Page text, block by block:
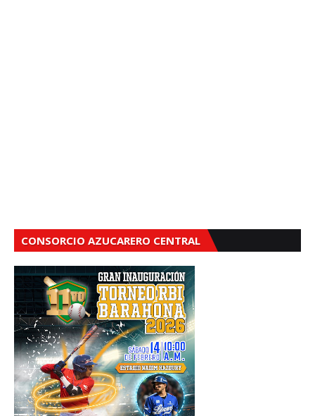
CONSORCIO AZUCARERO CENTRAL